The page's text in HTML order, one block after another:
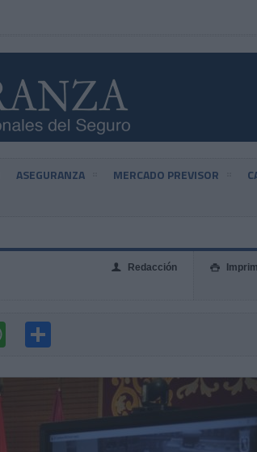
ASEGURANZA MERCADO PREVISOR

👤 Redacción